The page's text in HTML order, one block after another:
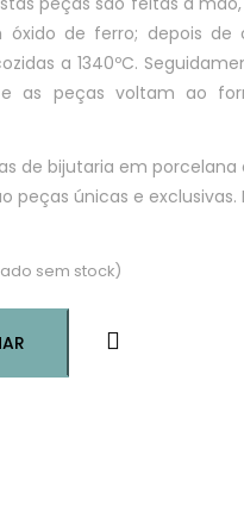
óxido de ferro; depois de
a 1340ºC.
as peças voltam ao
de bijutaria em
únicas e exclusivas.
sem stock)